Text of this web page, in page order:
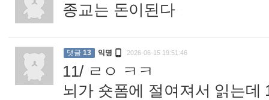
종교는 돈이된다
댓글 13 익명  2026-06-15 19:51:46
11/ ㄹㅇ ㅋㅋ
뇌가 숏폼에 절여져서 읽는데